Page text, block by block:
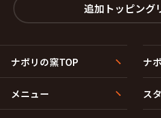
追加トッピング
ナポリの窯TOP ナ
メニュー ス